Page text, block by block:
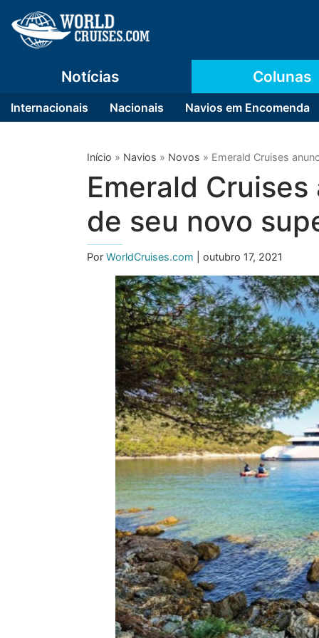
Notícias
Internacionais Nacionais Navios em Encomenda
Colunas
Início » Navios » Novos » Emerald Cruises
Emerald
de seu novo
Por WorldCruises.com | outubro 17, 2021